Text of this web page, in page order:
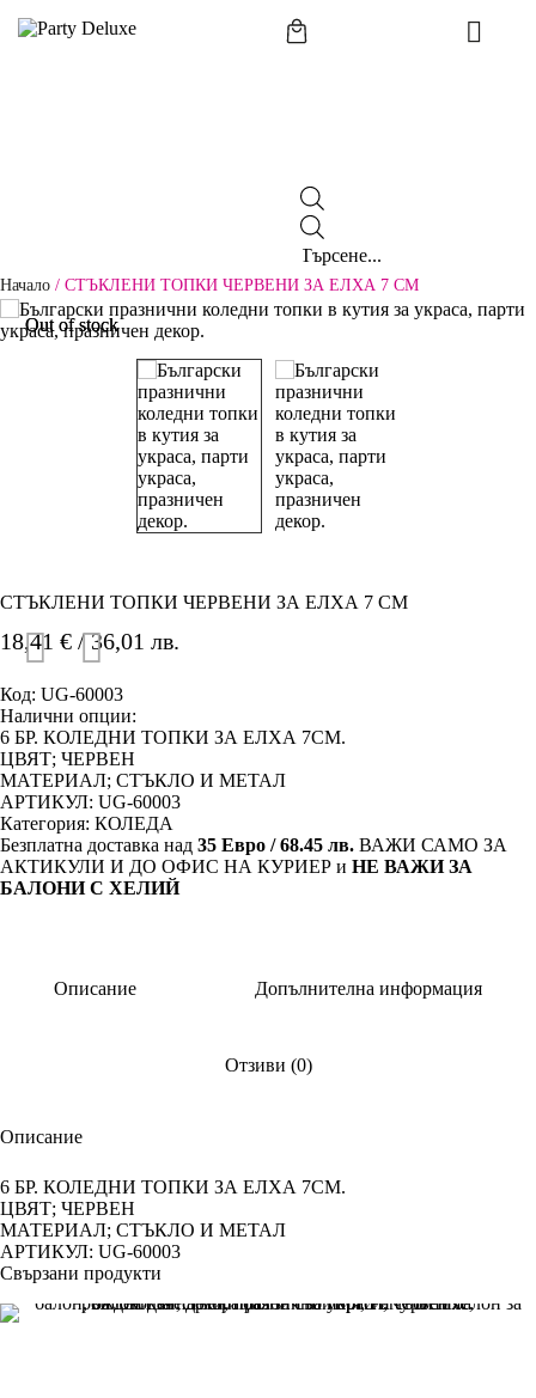
Начало / СТЪКЛЕНИ ТОПКИ ЧЕРВЕНИ ЗА ЕЛХА 7 СМ
Out of stock
Out of stock
СТЪКЛЕНИ ТОПКИ ЧЕРВЕНИ ЗА ЕЛХА 7 СМ
18,41 € / 36,01 лв.
Код: UG-60003
Налични опции:
6 БР. КОЛЕДНИ ТОПКИ ЗА ЕЛХА 7СМ.
ЦВЯТ; ЧЕРВЕН
МАТЕРИАЛ; СТЪКЛО И МЕТАЛ
АРТИКУЛ: UG-60003
Категория: КОЛЕДА
Безплатна доставка над 35 Евро / 68.45 лв. ВАЖИ САМО ЗА
АКТИКУЛИ И ДО ОФИС НА КУРИЕР и НЕ ВАЖИ ЗА
БАЛОНИ С ХЕЛИЙ
Описание Допълнителна информация
Отзиви (0)
Описание
6 БР. КОЛЕДНИ ТОПКИ ЗА ЕЛХА 7СМ.
ЦВЯТ; ЧЕРВЕН
МАТЕРИАЛ; СТЪКЛО И МЕТАЛ
АРТИКУЛ: UG-60003
Свързани продукти